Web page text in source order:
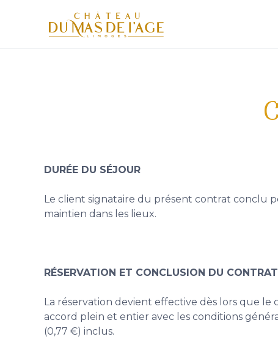
DURÉE DU SÉJOUR
Le client signataire du présent contrat conclu
maintien dans les lieux.
RÉSERVATION ET CONCLUSION DU CONTRAT
La réservation devient effective dès lors que
accord plein et entier avec les conditions
(0,77 €) inclus.